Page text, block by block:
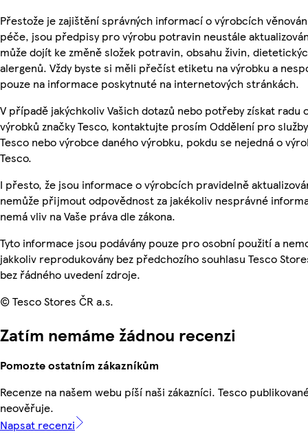
Přestože je zajištění správných informací o výrobcích
péče, jsou předpisy pro výrobu potravin neustále
může dojít ke změně složek potravin, obsahu živin,
alergenů. Vždy byste si měli přečíst etiketu na výrobku a
pouze na informace poskytnuté na internetových stránkách.
V případě jakýchkoliv Vašich dotazů nebo potřeby získat radu
výrobků značky Tesco, kontaktujte prosím Oddělení pro
Tesco nebo výrobce daného výrobku, pokdu se nejedná o
Tesco.
I přesto, že jsou informace o výrobcích pravidelně
nemůže přijmout odpovědnost za jakékoliv nesprávné
nemá vliv na Vaše práva dle zákona.
Tyto informace jsou podávány pouze pro osobní použití a
jakkoliv reprodukovány bez předchozího souhlasu Tesco
bez řádného uvedení zdroje.
© Tesco Stores ČR a.s.
Zatím nemáme žádnou recenzi
Pomozte ostatním zákazníkům
Recenze na našem webu píší naši zákazníci. Tesco
neověřuje.
Napsat recenzi